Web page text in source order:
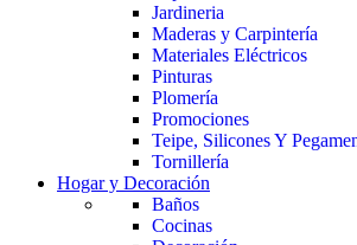
Jardineria
Maderas y Carpintería
Materiales Eléctricos
Pinturas
Plomería
Promociones
Teipe, Silicones Y
Tornillería
Hogar y Decoración
Baños
Cocinas